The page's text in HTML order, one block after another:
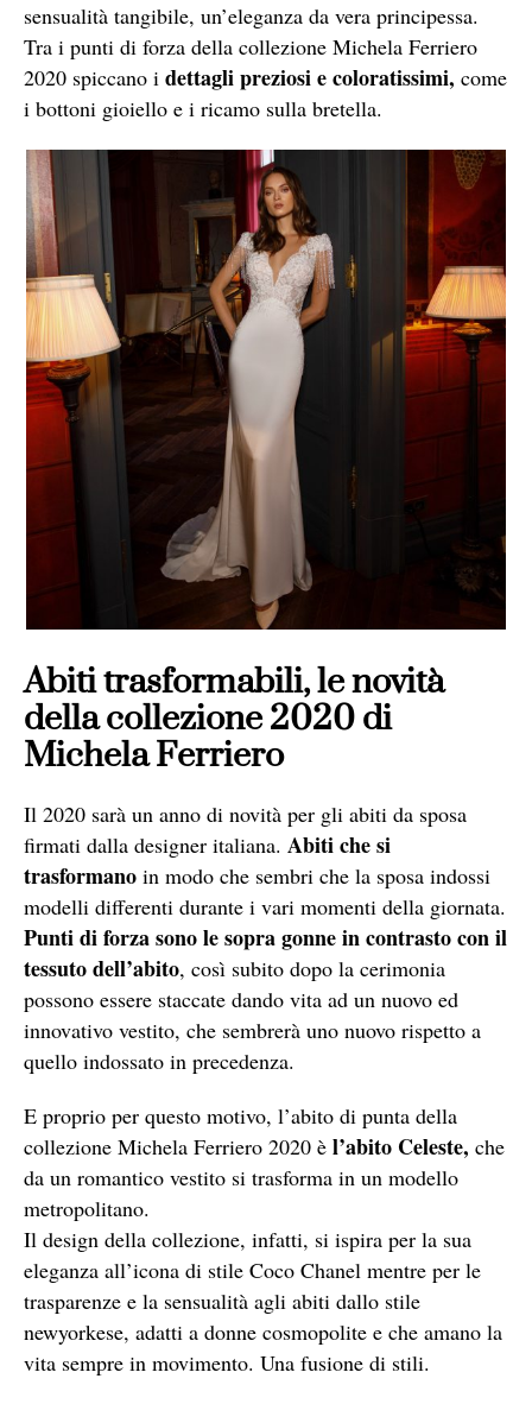
sensualità tangibile, un’eleganza da vera principessa.
Tra i punti di forza della collezione Michela Ferriero
2020 spiccano i dettagli preziosi e coloratissimi, come
i bottoni gioiello e i ricamo sulla bretella.
Abiti trasformabili, le novità
della collezione 2020 di
Michela Ferriero
Il 2020 sarà un anno di novità per gli abiti da sposa
firmati dalla designer italiana. Abiti che si
trasformano in modo che sembri che la sposa indossi
modelli differenti durante i vari momenti della giornata.
Punti di forza sono le sopra gonne in contrasto con il
tessuto dell’abito, così subito dopo la cerimonia
possono essere staccate dando vita ad un nuovo ed
innovativo vestito, che sembrerà uno nuovo rispetto a
quello indossato in precedenza.
E proprio per questo motivo, l’abito di punta della
collezione Michela Ferriero 2020 è l’abito Celeste, che
da un romantico vestito si trasforma in un modello
metropolitano.
Il design della collezione, infatti, si ispira per la sua
eleganza all’icona di stile Coco Chanel mentre per le
trasparenze e la sensualità agli abiti dallo stile
newyorkese, adatti a donne cosmopolite e che amano la
vita sempre in movimento. Una fusione di stili.